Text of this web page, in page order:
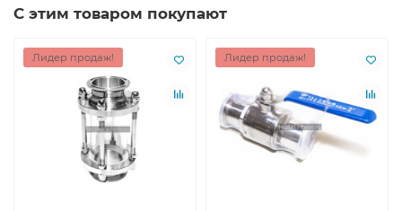
С этим товаром покупают
Лидер продаж! Лидер продаж!